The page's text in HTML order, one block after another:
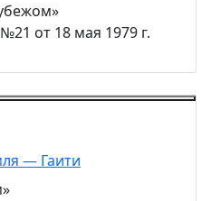
от 18 мая 1979 г.
— Гаити